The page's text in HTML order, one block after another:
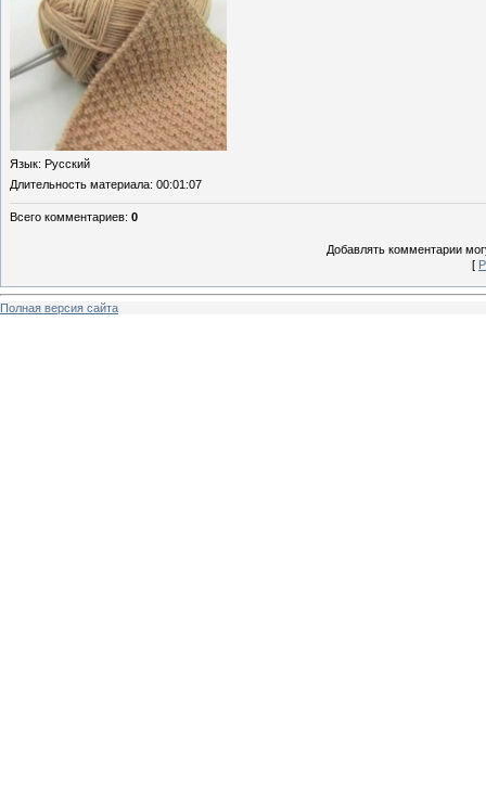
Язык: Русский
Длительность материала: 00:01:07
Всего комментариев: 0
Добавлять комментарии
[
Полная версия сайта